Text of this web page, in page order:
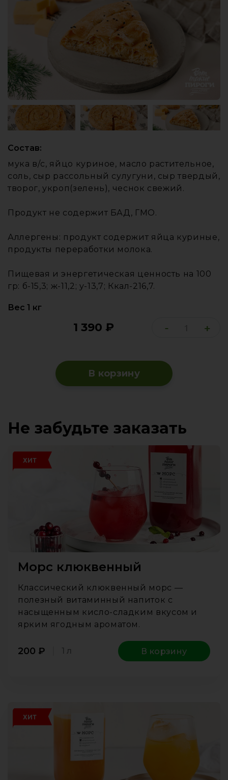
Состав:
мука в/с, яйцо куриное, масло растительное,
соль, сыр рассольный сулугуни, сыр твердый,
творог, укроп(зелень), чеснок свежий.
Продукт не содержит БАД, ГМО.
Аллергены: продукт содержит яйца куриные,
продукты переработки молока.
Пищевая и энергетическая ценность на 100
гр: б-15,3; ж-11,2; у-13,7; Ккал-216,7.
Вес 1 кг
1 390 ₽ - +
В корзину
Не забудьте заказать
ХИТ
Морс клюквенный
Классический клюквенный морс —
полезный витаминный напиток с
насыщенным кисло-сладким вкусом и
ярким ягодным ароматом.
200 ₽ 1 л В корзину
ХИТ